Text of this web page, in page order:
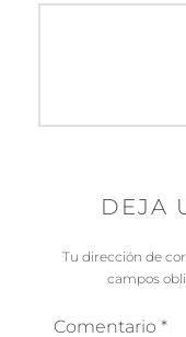
DEJA
Tu dirección de
campos
Comentario *